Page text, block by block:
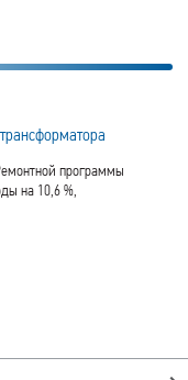
программы
на 10,6 %,